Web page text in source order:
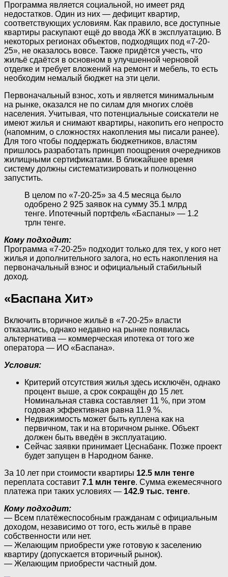
Программа является социальной, но имеет ряд
недостатков. Один из них — дефицит квартир,
соответствующих условиям. Как правило, все доступные
квартиры раскупают ещё до ввода ЖК в эксплуатацию. В
некоторых регионах объектов, подходящих под «7-20-
25», не оказалось вовсе. Также придётся учесть, что
жильё сдаётся в основном в улучшенной черновой
отделке и требует вложений на ремонт и мебель, то есть
необходим немалый бюджет на эти цели.
Первоначальный взнос, хоть и является минимальным
на рынке, оказался не по силам для многих слоёв
населения. Учитывая, что потенциальные соискатели не
имеют жилья и снимают квартиры, накопить его непросто
(напомним, о сложностях накопления мы писали ранее).
Для того чтобы поддержать бюджетников, властям
пришлось разработать принцип поощрения очередников
жилищными сертификатами. В ближайшее время
систему должны систематизировать и полноценно
запустить.
В целом по «7-20-25» за 4.5 месяца было
одобрено 2 925 заявок на сумму 35.1 млрд
тенге. Ипотечный портфель «Баспаны» — 1.2
трлн тенге.
Кому подходит:
Программа «7-20-25» подходит только для тех, у кого нет
жилья и дополнительного залога, но есть накопления на
первоначальный взнос и официальный стабильный
доход.
«Баспана Хит»
Включить вторичное жильё в «7-20-25» власти
отказались, однако недавно на рынке появилась
альтернатива — коммерческая ипотека от того же
оператора — ИО «Баспана».
Условия:
Критерий отсутствия жилья здесь исключён, однако
процент выше, а срок сокращён до 15 лет.
Номинальная ставка составляет 11 %, при этом
годовая эффективная равна 11.9 %.
Недвижимость может быть куплена как на
первичном, так и на вторичном рынке. Объект
должен быть введён в эксплуатацию.
Сейчас заявки принимает Цеснабанк. Позже проект
будет запущен в Народном банке.
За 10 лет при стоимости квартиры 12.5 млн тенге
переплата составит 7.1 млн тенге. Сумма ежемесячного
платежа при таких условиях — 142.9 тыс. тенге.
Кому подходит:
— Всем платёжеспособным гражданам с официальным
доходом, независимо от того, есть жильё в праве
собственности или нет.
— Желающим приобрести уже готовую к заселению
квартиру (допускается вторичный рынок).
— Желающим приобрести частный дом.